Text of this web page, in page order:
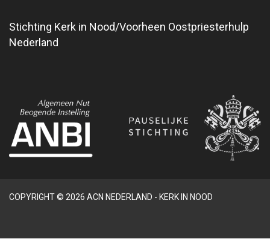
Stichting Kerk in Nood/Voorheen Oostpriesterhulp
Nederland
COPYRIGHT © 2026 ACN NEDERLAND - KERK IN NOOD